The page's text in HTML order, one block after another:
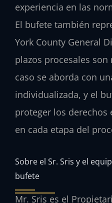
experiencia en las
El bufete también
York County General
plazos procesales son
caso se aborda con
individualizada, y el
proteger los derechos
en cada etapa del
Sobre el Sr. Sris y el
bufete
Mr. Sris es el